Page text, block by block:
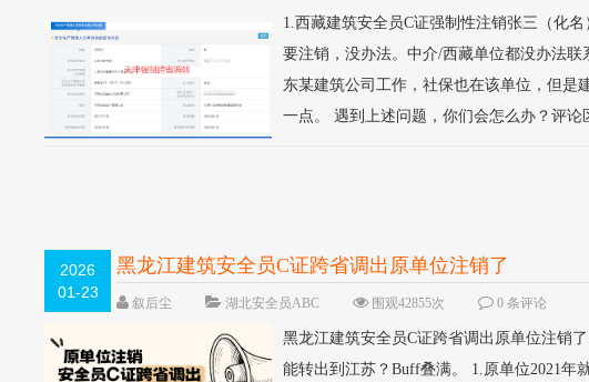
1.西藏建筑安全员C证强制性注销张三（化
要注销，没办法。中介/西藏单位都没办法
东某建筑公司工作，社保也在该单位，但是
一点。 遇到上述问题，你们会怎么办？评论
2026
01-23
黑龙江建筑安全员C证跨省调出原单位注销了
叙后尘 湖北安全员ABC 围观42855次 0 条评论
黑龙江建筑安全员C证跨省调出原单位注销
能转出到江苏？Buff叠满。 1.原单位2021年